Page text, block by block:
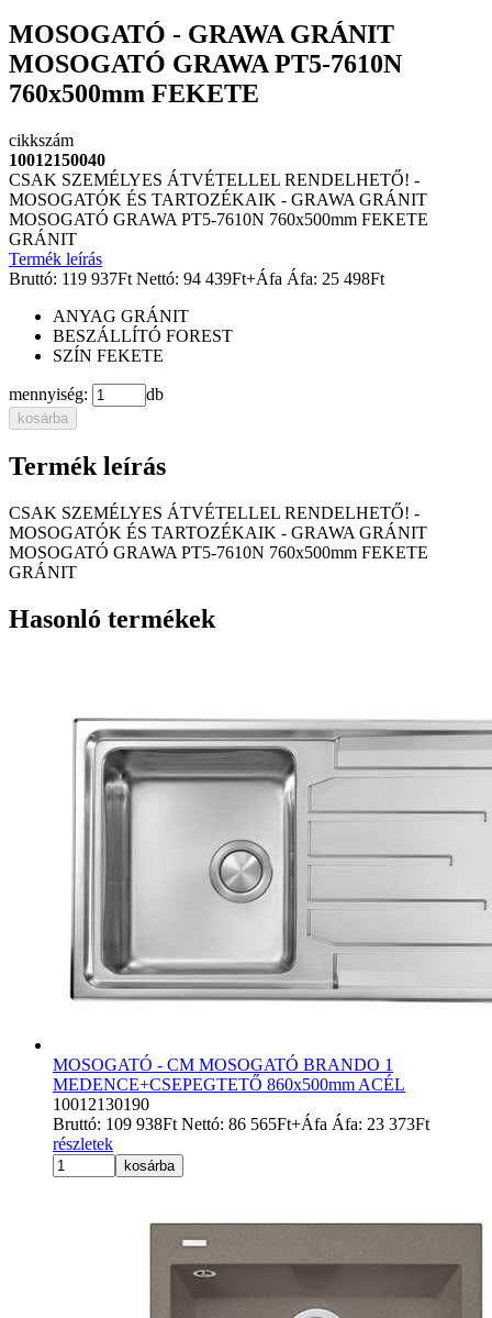
MOSOGATÓ - GRAWA GRÁNIT
MOSOGATÓ GRAWA PT5-7610N
760x500mm FEKETE
cikkszám
10012150040
CSAK SZEMÉLYES ÁTVÉTELLEL RENDELHETŐ! -
MOSOGATÓK ÉS TARTOZÉKAIK - GRAWA GRÁNIT
MOSOGATÓ GRAWA PT5-7610N 760x500mm FEKETE
GRÁNIT
Termék leírás
Bruttó: 119 937Ft Nettó: 94 439Ft+Áfa Áfa: 25 498Ft
ANYAG GRÁNIT
BESZÁLLÍTÓ FOREST
SZÍN FEKETE
mennyiség: db
kosárba
Termék leírás
CSAK SZEMÉLYES ÁTVÉTELLEL RENDELHETŐ! -
MOSOGATÓK ÉS TARTOZÉKAIK - GRAWA GRÁNIT
MOSOGATÓ GRAWA PT5-7610N 760x500mm FEKETE
GRÁNIT
Hasonló termékek
MOSOGATÓ - CM MOSOGATÓ BRANDO 1
MEDENCE+CSEPEGTETŐ 860x500mm ACÉL
10012130190
Bruttó: 109 938Ft Nettó: 86 565Ft+Áfa Áfa: 23 373Ft
részletek
kosárba